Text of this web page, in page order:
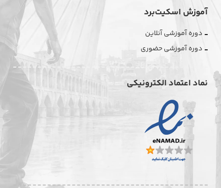
آموزش اسکیت‌برد
دوره آموزشی آنلاین
دوره آموزشی حضوری
نماد اعتماد الکترونیکی